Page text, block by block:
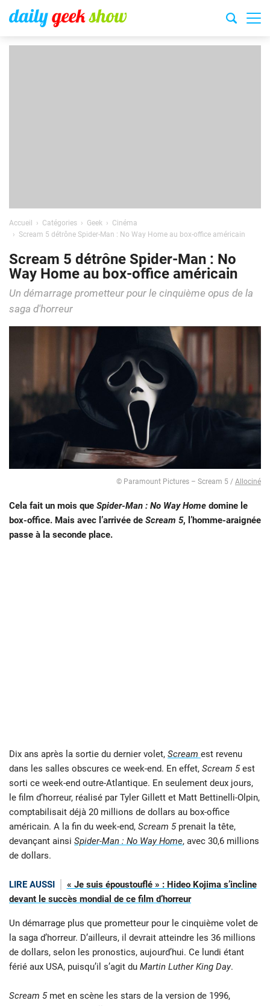
Accueil Catégories Geek
Cinéma
Scream 5 détrône Spider-Man : No Way Home au box-office américain
Scream 5 détrône Spider-Man : No
Way Home au box-office américain
Un démarrage prometteur pour le cinquième opus de la
saga d'horreur
© Paramount Pictures – Scream 5 / Allociné
Cela fait un mois que Spider-Man : No Way Home domine le
box-office. Mais avec l’arrivée de Scream 5, l’homme-araignée
passe à la seconde place.
Dix ans après la sortie du dernier volet, Scream est revenu
dans les salles obscures ce week-end. En effet, Scream 5est
sorti ce week-end outre-Atlantique. En seulement deux jours,
le film d’horreur, réalisé par Tyler Gillett et Matt Bettinelli-Olpin,
comptabilisait déjà 20 millions de dollars au box-office
américain. A la fin du week-end, Scream 5prenait la tête,
devançant ainsi Spider-Man : No Way Home, avec 30,6 millions
de dollars.
LIRE AUSSI
« Je suis époustouflé » : Hideo Kojima s’incline
devant le succès mondial de ce film d’horreur
Un démarrage plus que prometteur pour le cinquième volet de
la saga d’horreur. D’ailleurs, il devrait atteindre les 36 millions
de dollars, selon les pronostics, aujourd’hui. Ce lundi étant
férié aux USA, puisqu’il s’agit du Martin Luther King Day.
Scream 5met en scène les stars de la version de 1996,